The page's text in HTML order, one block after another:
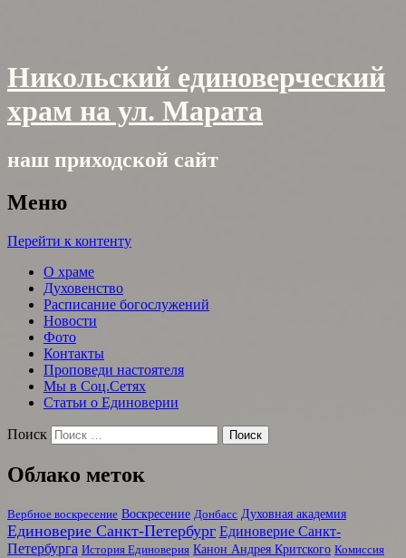
Никольский единоверческий
храм на ул. Марата
наш приходской сайт
Меню
Перейти к контенту
О храме
Духовенство
Расписание богослужений
Новости
Фото
Контакты
Проповеди настоятеля
Мы в Соц.Сетях
Статьи о Единоверии
Поиск
Облако меток
Вербное воскресение Воскресение Донбасс Духовная академия
Единоверие Санкт-Петербург Единоверие Санкт-
Петербурга История Единоверия Канон Андрея Критского Комиссия